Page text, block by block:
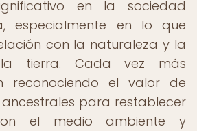
en la sociedad
especialmente en lo que
con la naturaleza y la
tierra. Cada vez más
reconociendo el valor de
para restablecer
el medio ambiente y